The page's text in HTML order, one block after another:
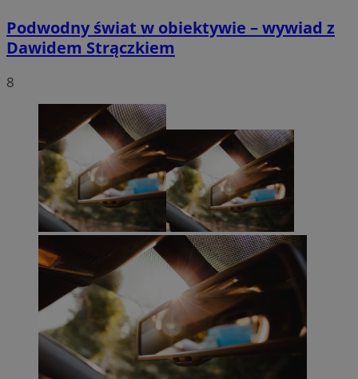
Podwodny świat w obiektywie – wywiad z
Dawidem Strączkiem
8